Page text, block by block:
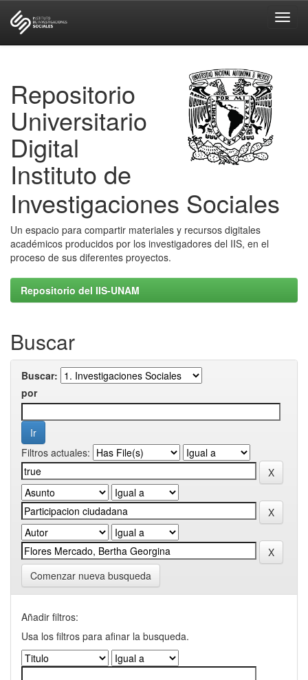
Repositorio
Universitario
Digital
Instituto de
Investigaciones Sociales
Un espacio para compartir materiales y recursos digitales
académicos producidos por los investigadores del IIS, en el
proceso de sus diferentes proyectos.
Repositorio del IIS-UNAM
Buscar
Buscar:
por
Filtros actuales:
Comenzar nueva busqueda
Añadir filtros:
Usa los filtros para afinar la busqueda.